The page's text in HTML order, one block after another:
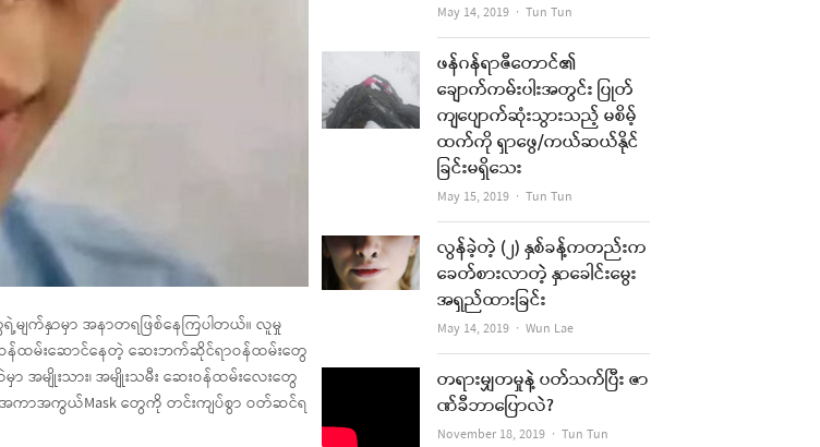
ျက်နှာမှာ အနာတရဖြစ်နေကြပါတယ်။ လူမှု
ထမ်းဆောင်နေတဲ့ ဆေးဘက်ဆိုင်ရာဝန်ထမ်းတွေ
ျိုးသား၊ အမျိုးသမီး ဆေးဝန်ထမ်းလေးတွေ
ါအကာအကွယ်Mask တွေကို တင်းကျပ်စွာ ဝတ်ဆင်ရ
May 14, 2019 Author
Tun Tun
ဖန်ဂန်ရာဇီတောင်၏
ချောက်ကမ်းပါးအတွင်း ပြုတ်
ကျပျောက်ဆုံးသွားသည့် မစိမ့်
ထက်ကို ရှာဖွေ/ကယ်ဆယ်နိုင်
ခြင်းမရှိသေး
May 15, 2019 Author
Tun Tun
လွန်ခဲ့တဲ့ (၂) နှစ်ခန့်ကတည်းက
ခေတ်စားလာတဲ့ နှာခေါင်းမွေး
အရှည်ထားခြင်း
May 14, 2019 Author
Wun Lae
တရားမျှတမှုနဲ့ ပတ်သက်ပြီး ဇာ
ဏ်ခီဘာပြောလဲ?
November 18, 2019 Author
Tun Tun